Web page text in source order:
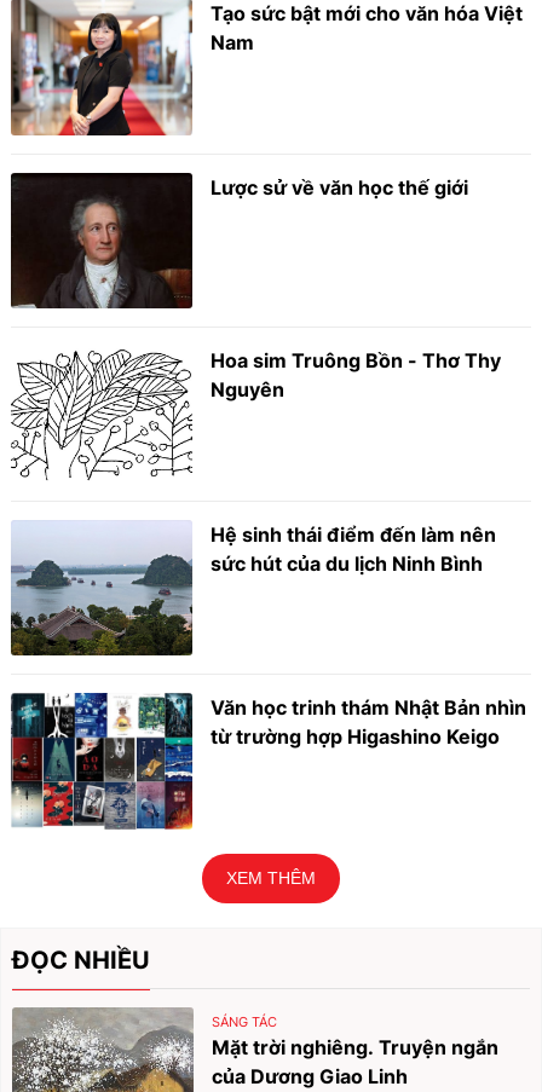
Tạo sức bật mới cho văn hóa Việt
Nam
Lược sử về văn học thế giới
Hoa sim Truông Bồn - Thơ Thy
Nguyên
Hệ sinh thái điểm đến làm nên
sức hút của du lịch Ninh Bình
Văn học trinh thám Nhật Bản nhìn
từ trường hợp Higashino Keigo
XEM THÊM
ĐỌC NHIỀU
SÁNG TÁC
Mặt trời nghiêng. Truyện ngắn
của Dương Giao Linh